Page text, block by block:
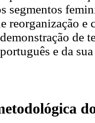
segmentos
reorganização
de
e da